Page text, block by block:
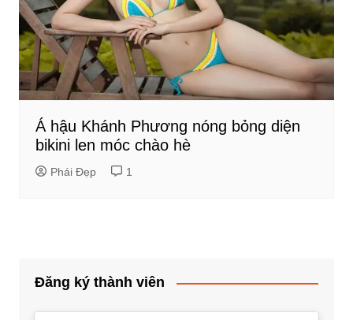
Á hậu Khánh Phương nóng bỏng diện
bikini len móc chào hè
Phái Đẹp 1
Đăng ký thành viên